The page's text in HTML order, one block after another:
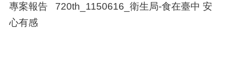
專案報告 720th_1150616_衛生局-食在臺中 安
心有感